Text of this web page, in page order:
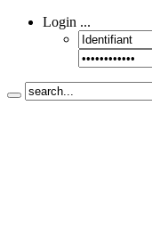
Login ...